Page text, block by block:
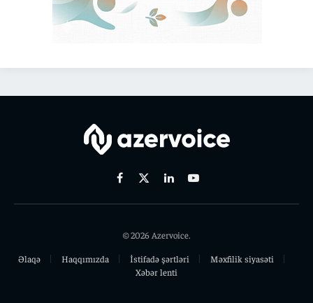
Facebook
X
LinkedinYoutube
© 2026 Azervoice.
Əlaqə
Haqqımızda İstifadə şərtləri
Məxfilik siyasəti
Xəbər lenti